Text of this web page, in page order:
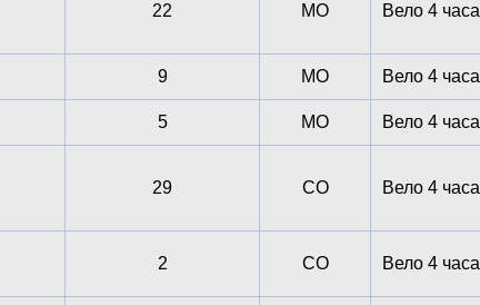
22 МО Вело 4 часа
9 МО Вело 4 часа
5 МО Вело 4 часа
29 СО Вело 4 часа
2 СО Вело 4 часа